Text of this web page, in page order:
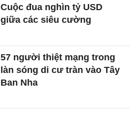
Cuộc đua nghìn tỷ USD
giữa các siêu cường
57 người thiệt mạng trong
làn sóng di cư tràn vào Tây
Ban Nha